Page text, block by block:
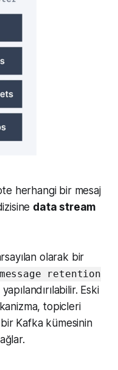
herhangi bir mesaj
data stream
olarak bir
message retention
Eski
topicleri
Kafka kümesinin